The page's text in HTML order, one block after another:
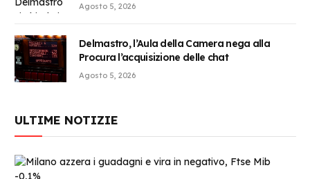
Agosto 5, 2026
Delmastro, l’Aula della Camera nega alla
Procura l’acquisizione delle chat
Agosto 5, 2026
ULTIME NOTIZIE